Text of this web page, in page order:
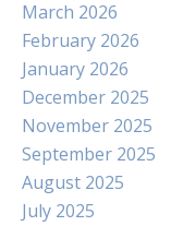
March 2026
February 2026
January 2026
December 2025
November 2025
September 2025
August 2025
July 2025